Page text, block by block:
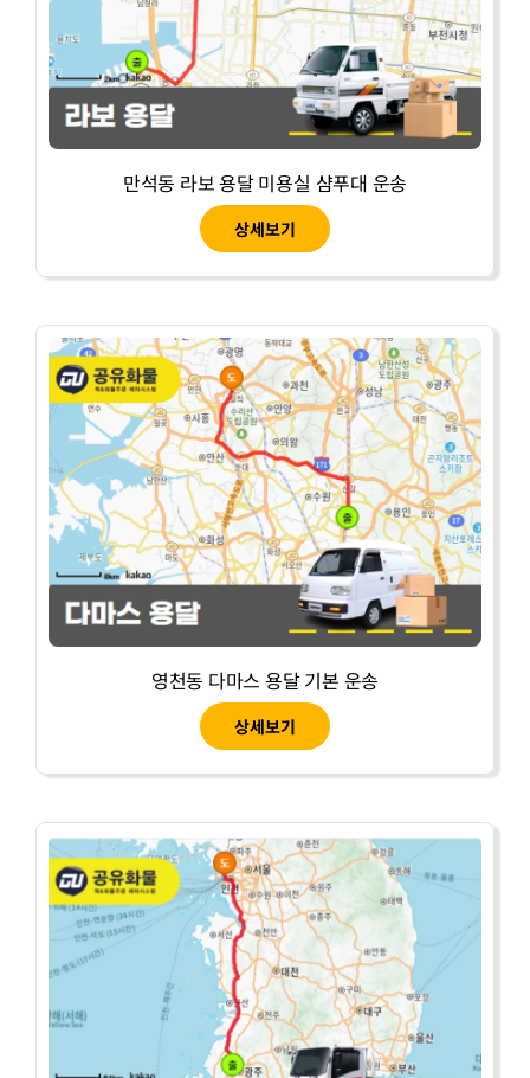
만석동 라보 용달 미용실 샴푸대 운송
상세보기
영천동 다마스 용달 기본 운송
상세보기